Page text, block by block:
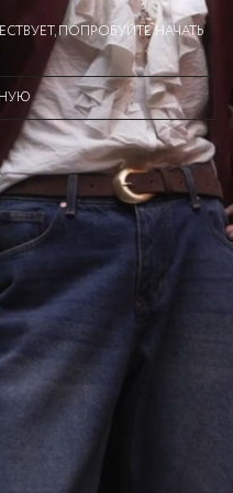
ПОПРОБУЙТЕ НАЧАТЬ